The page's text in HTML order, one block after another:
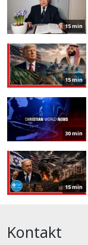
15 min
15 min
30 min
15 min
Kontakt